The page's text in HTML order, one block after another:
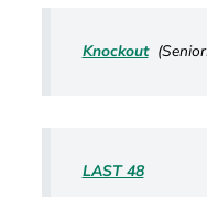
Knockout
LAST 48